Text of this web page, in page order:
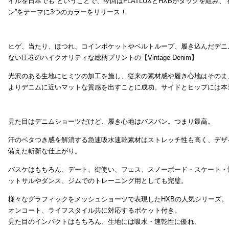
ン”をテーマに3つのカラーをリリース！
ヒゲ、当たり、ほつれ、コインポケットやベルトループ、履き込んだデ
ない圧巻のハイクオリティな総柄プリントの【Vintage Denim】
光沢のある生地にヒミツの加工を施し、従来の素材感や履き心地はそのま
よりデニムに近いマットな質感を出すことに成功。サイドとヒップには
見た目はデニムショーツだけど、履き心地はバスパン。つまり最高。
汗のベタつき感を解消する急速吸水速乾素材はストレッチ性も高く、デ
備えた斬新な仕上がり。
バスケはもちろん、デート、街使い、フェス、スノーボード・スケート
ットサルやダンス、ジムでのトレーニング用としても完璧。
様々なグラフィックをメッシュショーツで表現したHXBの人気シリーズ。
オンコート、ライフスタイル共に対応するポケット付き。
見た目のインパクトはもちろん、生地には吸水・速乾性に優れ、